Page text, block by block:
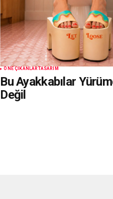
ÖNE ÇIKANLARTASARIM
Bu Ayakkabılar
Değil